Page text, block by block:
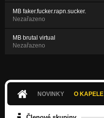
MB faker.fucker.rapn.sucker.
Nezařazeno
MB brutal virtual
Nezařazeno
NOVINKY O KAPELE